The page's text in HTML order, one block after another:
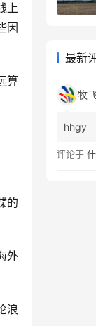
上
因
算
的
外
浪
最新
hhgy
评论于